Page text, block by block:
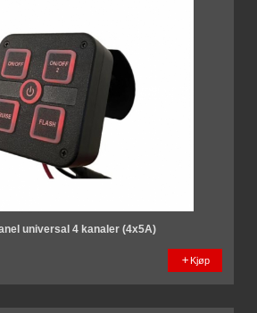
universal 4 kanaler (4x5A)
Kjøp